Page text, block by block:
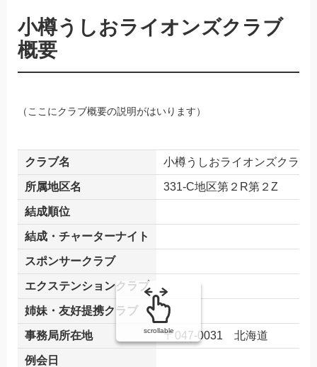
小樽うしおライオンズクラブ
概要
（ここにクラブ概要の説明がはいります）
クラブ名 小樽うしおライオンズクラブ
所属地区名 331-C地区第２R第２Z
結成順位
結成・チャーターナイト
スポンサークラブ
エクステンションクラブ
姉妹・友好提携クラブ
事務局所在地 〒047-0031 北海道
例会日
scrollable